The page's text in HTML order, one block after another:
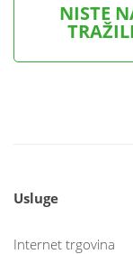
NISTE
Usluge
Internet trgovina